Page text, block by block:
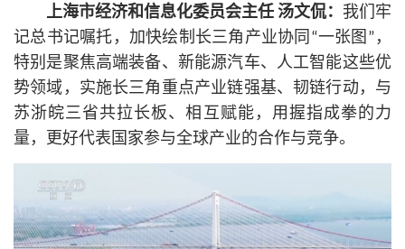
上海市经济和信息化委员会主任 汤文侃： 我们牢
记总书记嘱托，加快绘制长三角产业协同“一张图”，
特别是聚焦高端装备、新能源汽车、人工智能这些优
势领域，实施长三角重点产业链强基、韧链行动，与
苏浙皖三省共拉长板、相互赋能，用握指成拳的力
量，更好代表国家参与全球产业的合作与竞争。